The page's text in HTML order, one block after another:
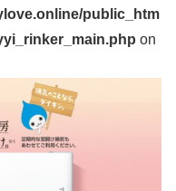
public_htm
on